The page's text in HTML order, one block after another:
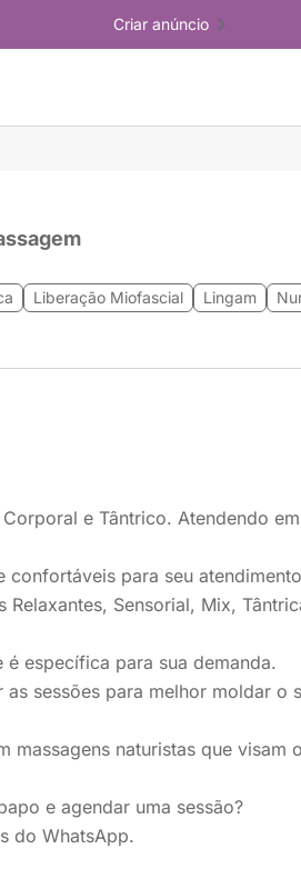
Criar anúncio
Liberação Miofascial Lingam
e Tântrico. Atendendo
confortáveis para seu
Relaxantes, Sensorial, Mix,
é específica para sua demanda.
as sessões para melhor moldar o
massagens naturistas que
e agendar uma sessão?
do WhatsApp.